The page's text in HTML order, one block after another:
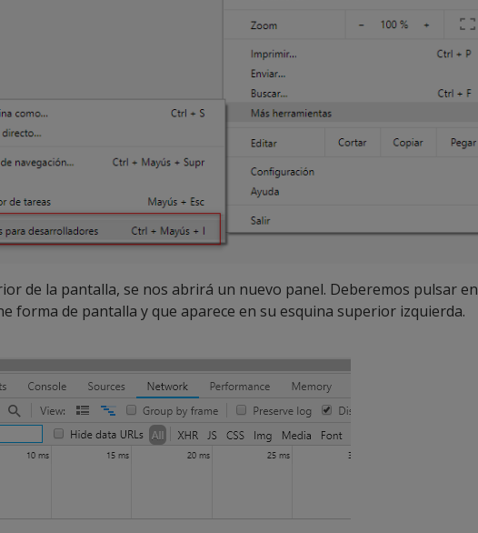
de la pantalla, se nos abrirá un nuevo panel. Deberemos pulsar en
forma de pantalla y que aparece en su esquina superior izquierda.